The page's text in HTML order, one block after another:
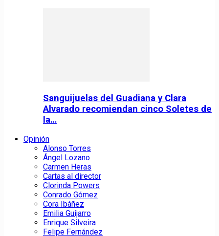
Sanguijuelas del Guadiana y Clara
Alvarado recomiendan cinco Soletes de
la…
Opinión
Alonso Torres
Ángel Lozano
Carmen Heras
Cartas al director
Clorinda Powers
Conrado Gómez
Cora Ibáñez
Emilia Guijarro
Enrique Silveira
Felipe Fernández